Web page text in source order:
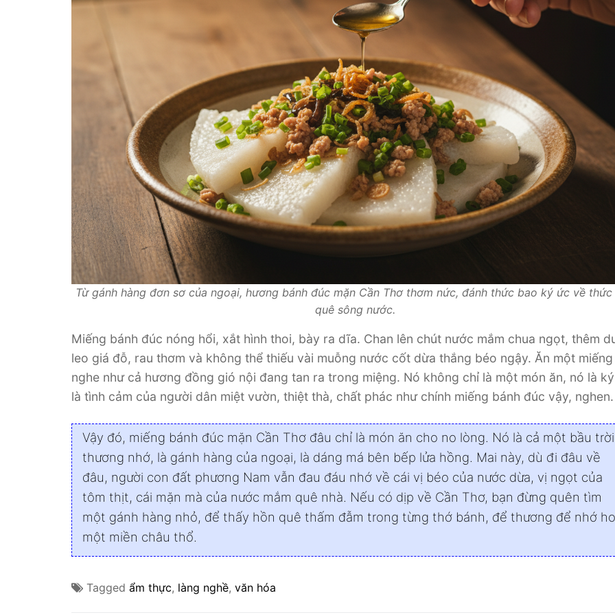
Từ gánh hàng đơn sơ của ngoại, hương bánh đúc mặn Cần Thơ thơm nức, đánh thức bao ký ức về thức
quê sông nước.
Miếng bánh đúc nóng hổi, xắt hình thoi, bày ra dĩa. Chan lên chút nước mắm chua ngọt, thêm
leo giá đỗ, rau thơm và không thể thiếu vài muỗng nước cốt dừa thắng béo ngậy. Ăn một miếng
nghe như cả hương đồng gió nội đang tan ra trong miệng. Nó không chỉ là một món ăn, nó là
là tình cảm của người dân miệt vườn, thiệt thà, chất phác như chính miếng bánh đúc vậy, nghen.
Vậy đó, miếng bánh đúc mặn Cần Thơ đâu chỉ là món ăn cho no lòng. Nó là cả một bầu trời
thương nhớ, là gánh hàng của ngoại, là dáng má bên bếp lửa hồng. Mai này, dù đi đâu về
đâu, người con đất phương Nam vẫn đau đáu nhớ về cái vị béo của nước dừa, vị ngọt của
tôm thịt, cái mặn mà của nước mắm quê nhà. Nếu có dịp về Cần Thơ, bạn đừng quên tìm
một gánh hàng nhỏ, để thấy hồn quê thấm đẫm trong từng thớ bánh, để thương để nhớ
một miền châu thổ.
Tagged ẩm thực, làng nghề, văn hóa